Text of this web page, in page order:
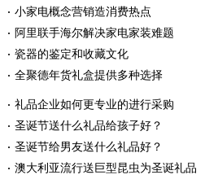
小家电概念营销造消费热点
阿里联手海尔解决家电家装难题
瓷器的鉴定和收藏文化
全聚德年货礼盒提供多种选择
礼品企业如何更专业的进行采购
圣诞节送什么礼品给孩子好？
圣诞节给男友送什么礼品好？
澳大利亚流行送巨型昆虫为圣诞礼品